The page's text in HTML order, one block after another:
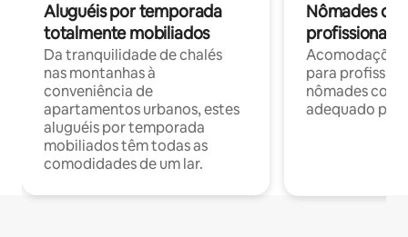
Aluguéis por temporada
totalmente mobiliados
Da tranquilidade de chalés
nas montanhas à
conveniência de
apartamentos urbanos, estes
aluguéis por temporada
mobiliados têm todas as
comodidades de um lar.
Nômades
profissionais
para
nômades com
adequado